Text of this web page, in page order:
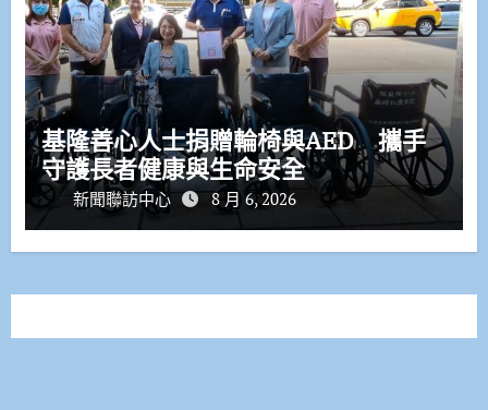
基隆善心人士捐贈輪椅與AED 攜手
守護長者健康與生命安全
新聞聯訪中心 8 月 6, 2026